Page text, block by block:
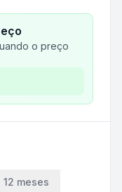
o preço
12 meses